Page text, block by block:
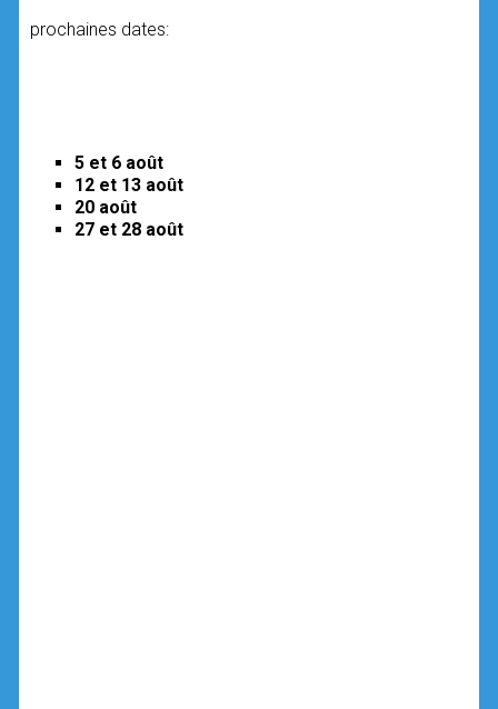
prochaines dates:
5 et 6 août
12 et 13 août
20 août
27 et 28 août